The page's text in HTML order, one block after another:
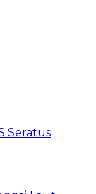
Seratus